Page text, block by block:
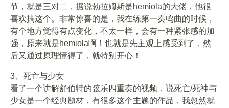
节，就是三对二，据说勃拉姆斯是hemiola的大佬，他很
喜欢搞这个。非常惊喜的是，我在练第一奏鸣曲的时候，
有个地方觉得有点变化，不太一样，会有一种紧张感的加
强，原来就是hemiola啊！也就是先主观上感受到了，然
后又通过原理懂得了，就特别开心！
3、死亡与少女
看了一个讲解舒伯特的弦乐四重奏的视频，说死亡/死神与
少女是一个经典题材，有很多这个主题的作品，我忽然就